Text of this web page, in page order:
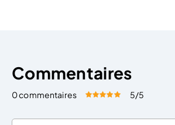
Commentaires
0 commentaires Évaluez cet article:
5/5